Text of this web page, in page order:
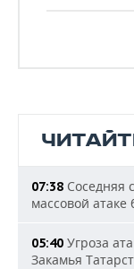
07:38 Соседняя
массовой атаке
05:40 Угроза
Закамья